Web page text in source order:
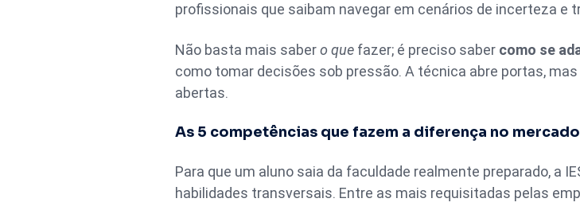
profissionais que saibam navegar em cenários de incerteza e
Não basta mais sabero que fazer; é preciso saber como se
como tomar decisões sob pressão. A técnica abre portas,
abertas.
As 5 competências que fazem a diferença no
Para que um aluno saia da faculdade realmente preparado, a
habilidades transversais. Entre as mais requisitadas pelas